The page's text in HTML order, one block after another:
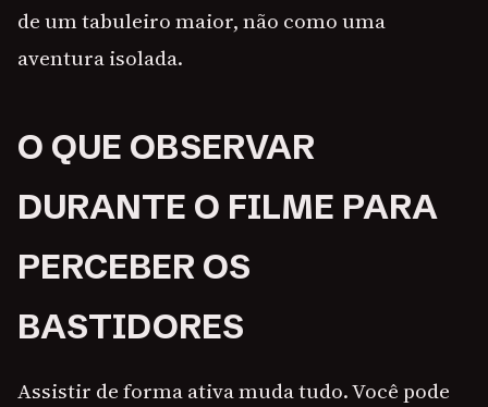
de um tabuleiro maior, não como uma
aventura isolada.
O QUE OBSERVAR
DURANTE O FILME PARA
PERCEBER OS
BASTIDORES
Assistir de forma ativa muda tudo. Você pode